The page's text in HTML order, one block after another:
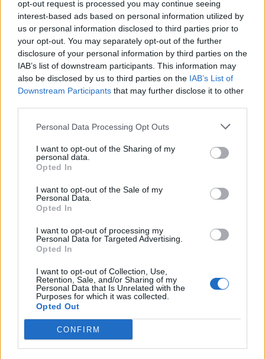
opt-out request is processed you may continue seeing
interest-based ads based on personal information utilized by
us or personal information disclosed to third parties prior to
your opt-out. You may separately opt-out of the further
disclosure of your personal information by third parties on the
IAB’s list of downstream participants. This information may
also be disclosed by us to third parties on the IAB’s List of
Downstream Participants that may further disclose it to other
Personal Data Processing Opt Outs
I want to opt-out of the Sharing of my
personal data.
Opted In
I want to opt-out of the Sale of my
Personal Data.
Opted In
I want to opt-out of processing my
Personal Data for Targeted Advertising.
Opted In
I want to opt-out of Collection, Use,
Retention, Sale, and/or Sharing of my
Personal Data that Is Unrelated with the
Purposes for which it was collected.
Opted Out
CONFIRM
Ελεονώρα Μελέτη: Η φωτογραφία της κόρης της
και η συγκινητική αποκάλυψη για την
εγκυμοσύνη της
από τον γάμο της κόρης του, Αμαλίας – «Είναι
κάποιες μέρες που δεν τις ξεχνάς ποτέ»